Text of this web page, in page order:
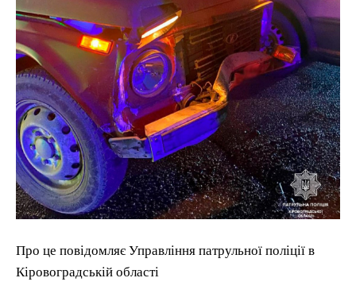
Про це повідомляє Управління патрульної поліції в
Кіровоградській області